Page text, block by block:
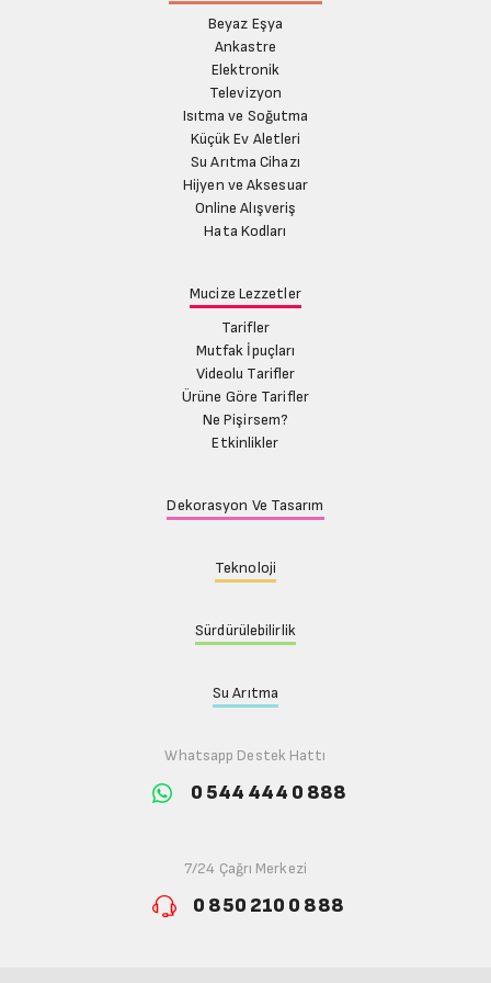
Beyaz Eşya
Ankastre
Elektronik
Televizyon
Isıtma ve Soğutma
Küçük Ev Aletleri
Su Arıtma Cihazı
Hijyen ve Aksesuar
Online Alışveriş
Hata Kodları
Mucize Lezzetler
Tarifler
Mutfak İpuçları
Videolu Tarifler
Ürüne Göre Tarifler
Ne Pişirsem?
Etkinlikler
Dekorasyon Ve Tasarım
Teknoloji
Sürdürülebilirlik
Su Arıtma
Whatsapp Destek Hattı
0 544 444 0 888
7/24 Çağrı Merkezi
0 850 210 0 888